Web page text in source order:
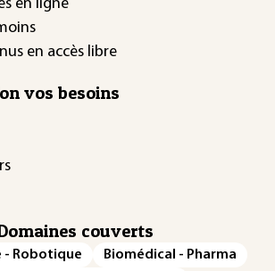
en ligne
en accès libre
vos besoins
couverts
Robotique
Biomédical - Pharma